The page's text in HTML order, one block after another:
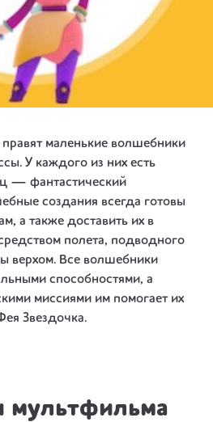
маленькие волшебники
У каждого из них есть
— фантастический
создания всегда готовы
а также доставить их в
полета, подводного
верхом. Все волшебники
способностями, а
миссиями им помогает их
Звездочка.
мультфильма